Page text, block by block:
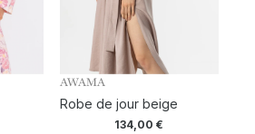
AWAMA
Robe de jour beige
134,00€